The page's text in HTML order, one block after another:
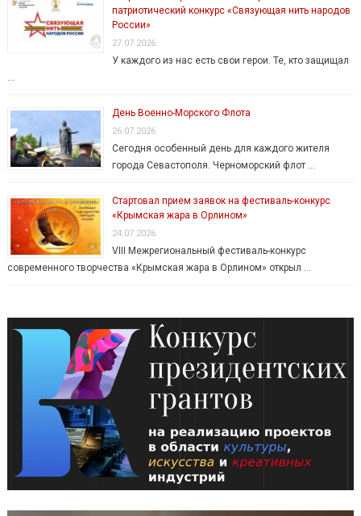
патриотический конкурс «Связующая нить народов
России»
27.07.2026
У каждого из нас есть свои герои. Те, кто защищал
День Военно-Морского Флота
26.07.2026
Сегодня особенный день для каждого жителя
города Севастополя. Черноморский флот …
Стартовал прием заявок на фестиваль-конкурс
«Крымская жара в Орлином»
24.07.2026
VIII Межрегиональный фестиваль-конкурс
современного творчества «Крымская жара в Орлином» открыл …